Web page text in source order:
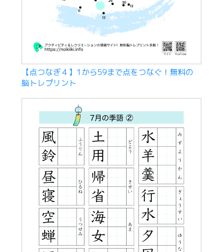
【点つなぎ４】1から59まで点をつなぐ！無料の
脳トレプリント